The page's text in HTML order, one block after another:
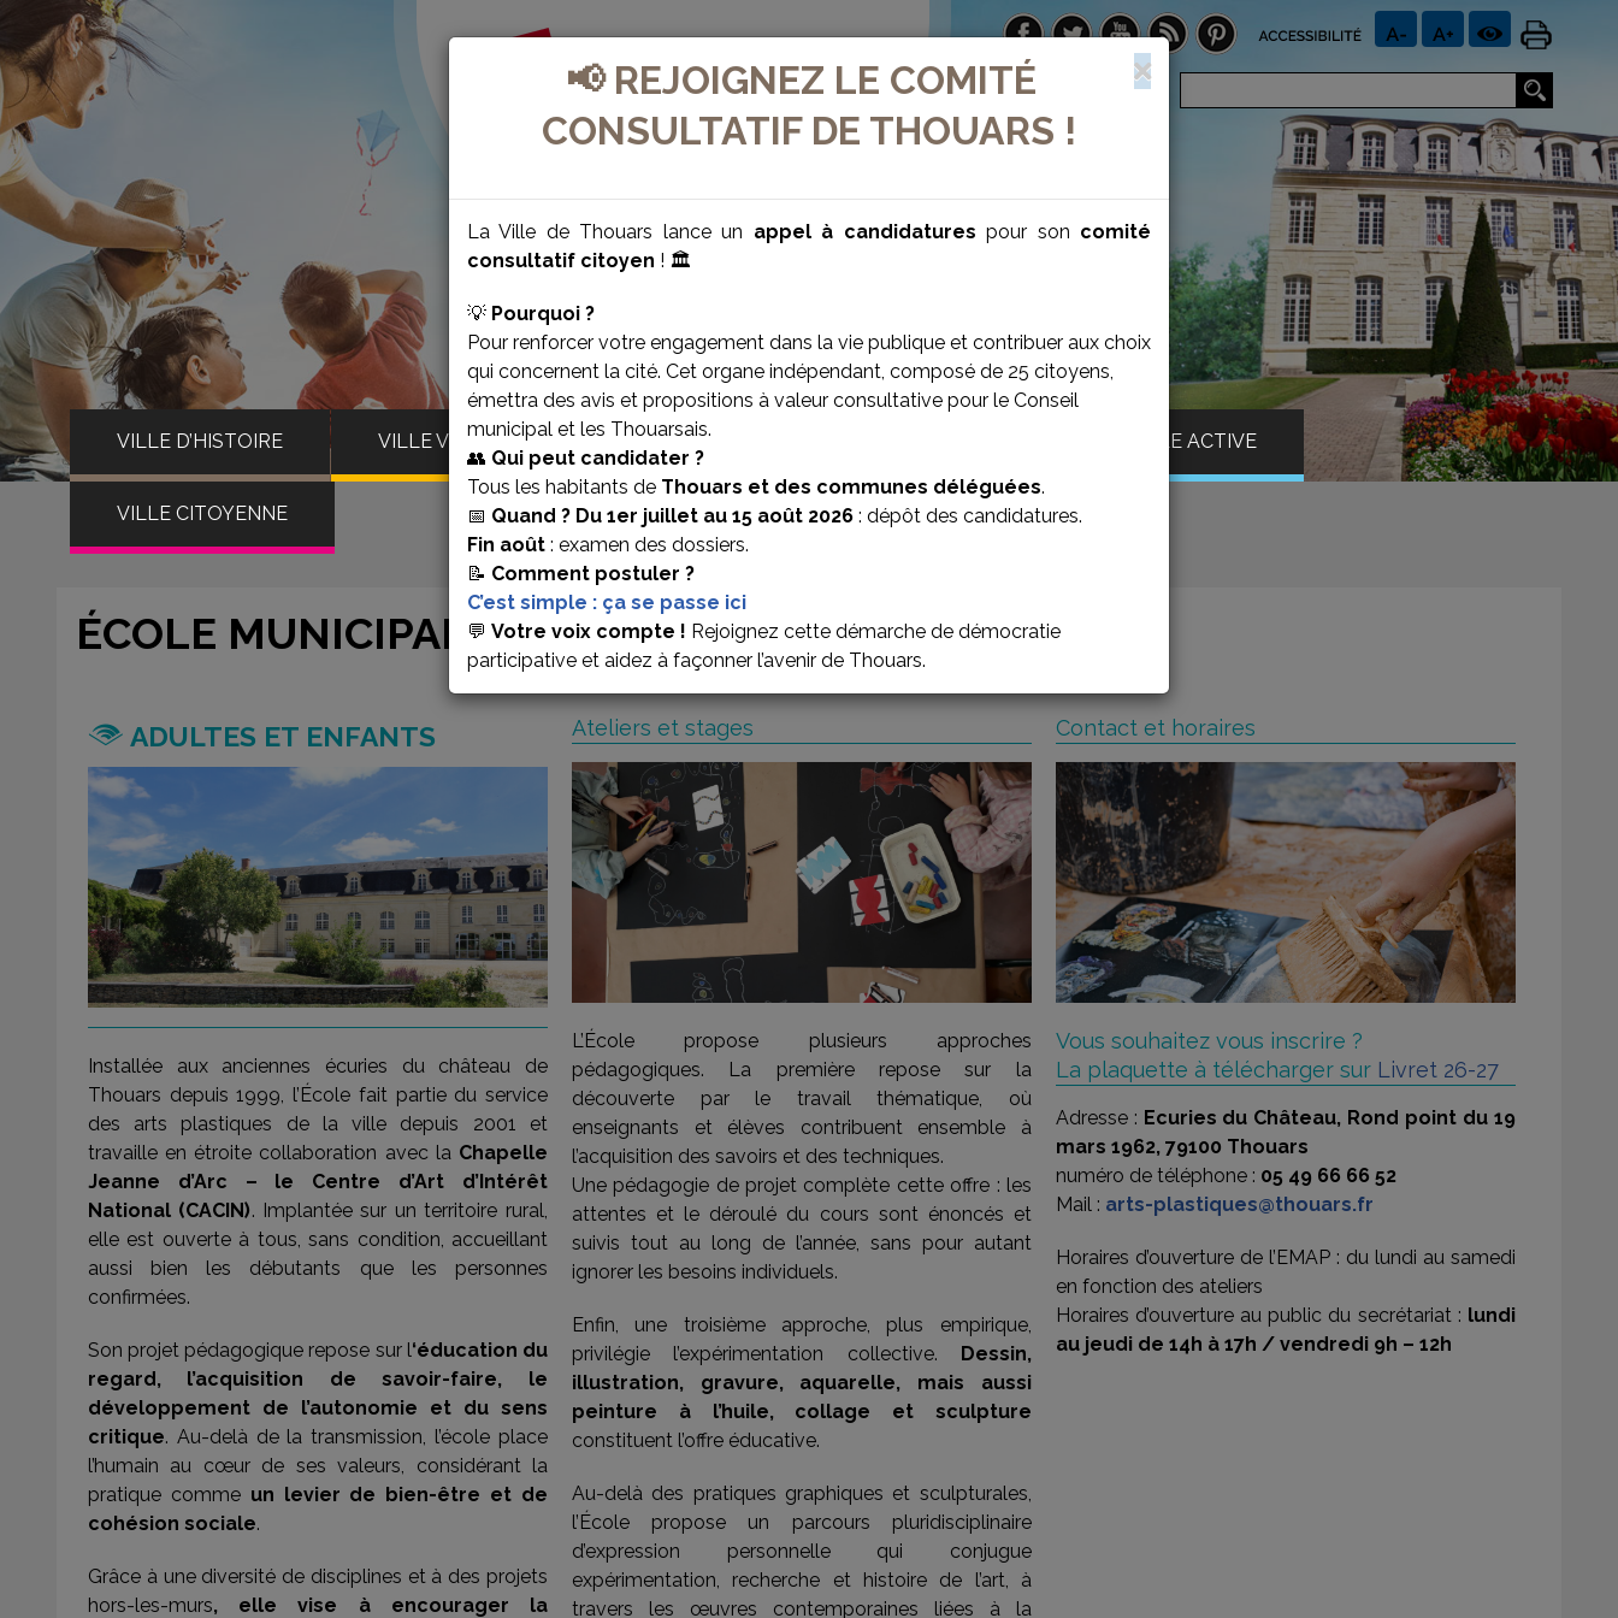
📢 REJOIGNEZ LE COMITÉ
CONSULTATIF DE THOUARS !
La Ville de Thouars lance un appel à candidatures pour son comité
consultatif citoyen ! 🏛️
💡 Pourquoi ?
Pour renforcer votre engagement dans la vie publique et contribuer aux choix
qui concernent la cité. Cet organe indépendant, composé de 25 citoyens,
émettra des avis et propositions à valeur consultative pour le Conseil
municipal et les Thouarsais.
👥 Qui peut candidater ?
Tous les habitants de Thouars et des communes déléguées.
📅 Quand ? Du 1er juillet au 15 août 2026 : dépôt des candidatures.
Fin août : examen des dossiers.
📝 Comment postuler ?
C’est simple : ça se passe ici
💬 Votre voix compte ! Rejoignez cette démarche de démocratie
participative et aidez à façonner l’avenir de Thouars.
VILLE D’HISTOIRE VILLE VIVANTE VILLE BIEN-ÊTRE VILLE ACTIVE
VILLE CITOYENNE
ÉCOLE MUNICIPALE D’ARTS PLASTIQUES
ADULTES ET ENFANTS
Installée aux anciennes écuries du château de
Thouars depuis 1999, l’École fait partie du service
des arts plastiques de la ville depuis 2001 et
travaille en étroite collaboration avec la Chapelle
Jeanne d’Arc – le Centre d’Art d’Intérêt
National (CACIN). Implantée sur un territoire rural,
elle est ouverte à tous, sans condition, accueillant
aussi bien les débutants que les personnes
confirmées.
Son projet pédagogique repose sur l‘éducation du
regard, l’acquisition de savoir-faire, le
développement de l’autonomie et du sens
critique. Au-delà de la transmission, l’école place
l’humain au cœur de ses valeurs, considérant la
pratique comme un levier de bien-être et de
cohésion sociale.
Grâce à une diversité de disciplines et à des projets
hors-les-murs, elle vise à encourager la
Ateliers et stages
L’École propose plusieurs approches
pédagogiques. La première repose sur la
découverte par le travail thématique, où
enseignants et élèves contribuent ensemble à
l’acquisition des savoirs et des techniques.
Une pédagogie de projet complète cette offre : les
attentes et le déroulé du cours sont énoncés et
suivis tout au long de l’année, sans pour autant
ignorer les besoins individuels.
Enfin, une troisième approche, plus empirique,
privilégie l’expérimentation collective. Dessin,
illustration, gravure, aquarelle, mais aussi
peinture à l’huile, collage et sculpture
constituent l’offre éducative.
Au-delà des pratiques graphiques et sculpturales,
l’École propose un parcours pluridisciplinaire
d’expression personnelle qui conjugue
expérimentation, recherche et histoire de l’art, à
travers les œuvres contemporaines liées à la
Contact et horaires
Vous souhaitez vous inscrire ?
La plaquette à télécharger sur Livret 26-27
Adresse : Ecuries du Château, Rond point du 19
mars 1962, 79100 Thouars
numéro de téléphone : 05 49 66 66 52
Mail : arts-plastiques@thouars.fr
Horaires d’ouverture de l’EMAP : du lundi au samedi
en fonction des ateliers
Horaires d’ouverture au public du secrétariat : lundi
au jeudi de 14h à 17h / vendredi 9h – 12h